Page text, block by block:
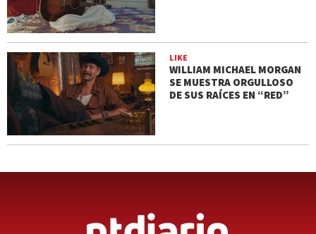
LIKE
WILLIAM MICHAEL MORGAN
SE MUESTRA ORGULLOSO
DE SUS RAÍCES EN “RED”